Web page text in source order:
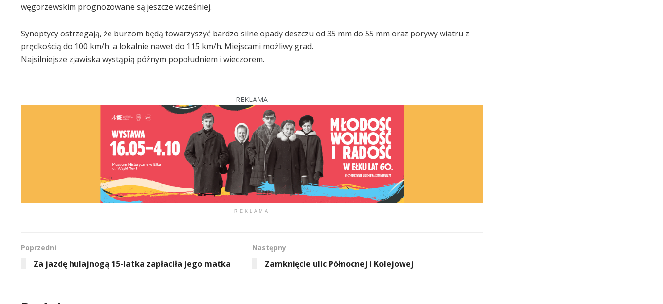
węgorzewskim prognozowane są jeszcze wcześniej.
Synoptycy ostrzegają, że burzom będą towarzyszyć bardzo silne opady deszczu od 35 mm do 55 mm oraz porywy wiatru z
prędkością do 100 km/h, a lokalnie nawet do 115 km/h. Miejscami możliwy grad.
Najsilniejsze zjawiska wystąpią późnym popołudniem i wieczorem.
REKLAMA
REKLAMA
Poprzedni
Za jazdę hulajnogą 15-latka zapłaciła jego matka
Następny
Zamknięcie ulic Północnej i Kolejowej